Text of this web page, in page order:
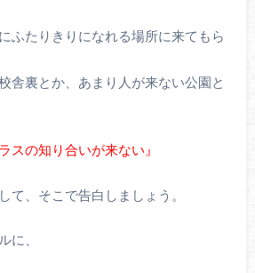
ふたりきりになれる場所に来てもら
舎裏とか、あまり人が来ない公園と
スの知り合いが来ない』
て、そこで告白しましょう。
に、